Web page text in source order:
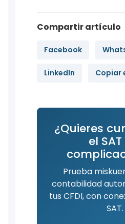
Compartir artículo
Facebook
LinkedIn Copiar
¿Quieres
el
Prueba
contabilidad
tus CFDI, con
SAT.